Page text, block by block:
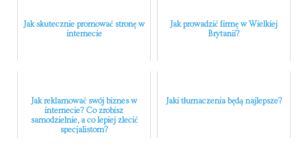
Jak skutecznie promować stronę w
internecie
Jak prowadzić firmę w Wielkiej
Brytanii?
Jak reklamować swój biznes w
internecie? Co zrobisz
samodzielnie, a co lepiej zlecić
specjalistom?
Jaki tłumaczenia będą najlepsze?